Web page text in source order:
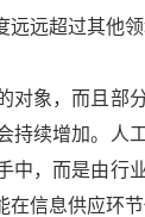
超过其他领
，而且部分
持续增加。人
中，而是由行
信息供应环